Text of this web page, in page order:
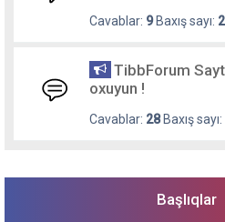
Cavablar: 9Baxış sayı:
TibbForum
oxuyun !
Cavablar: 28Baxış sayı:
Başlıqlar